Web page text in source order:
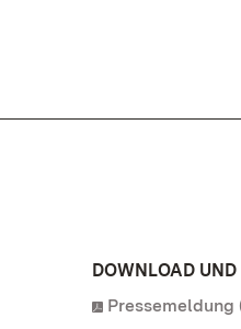
DOWNLOAD UND
Pressemeldung